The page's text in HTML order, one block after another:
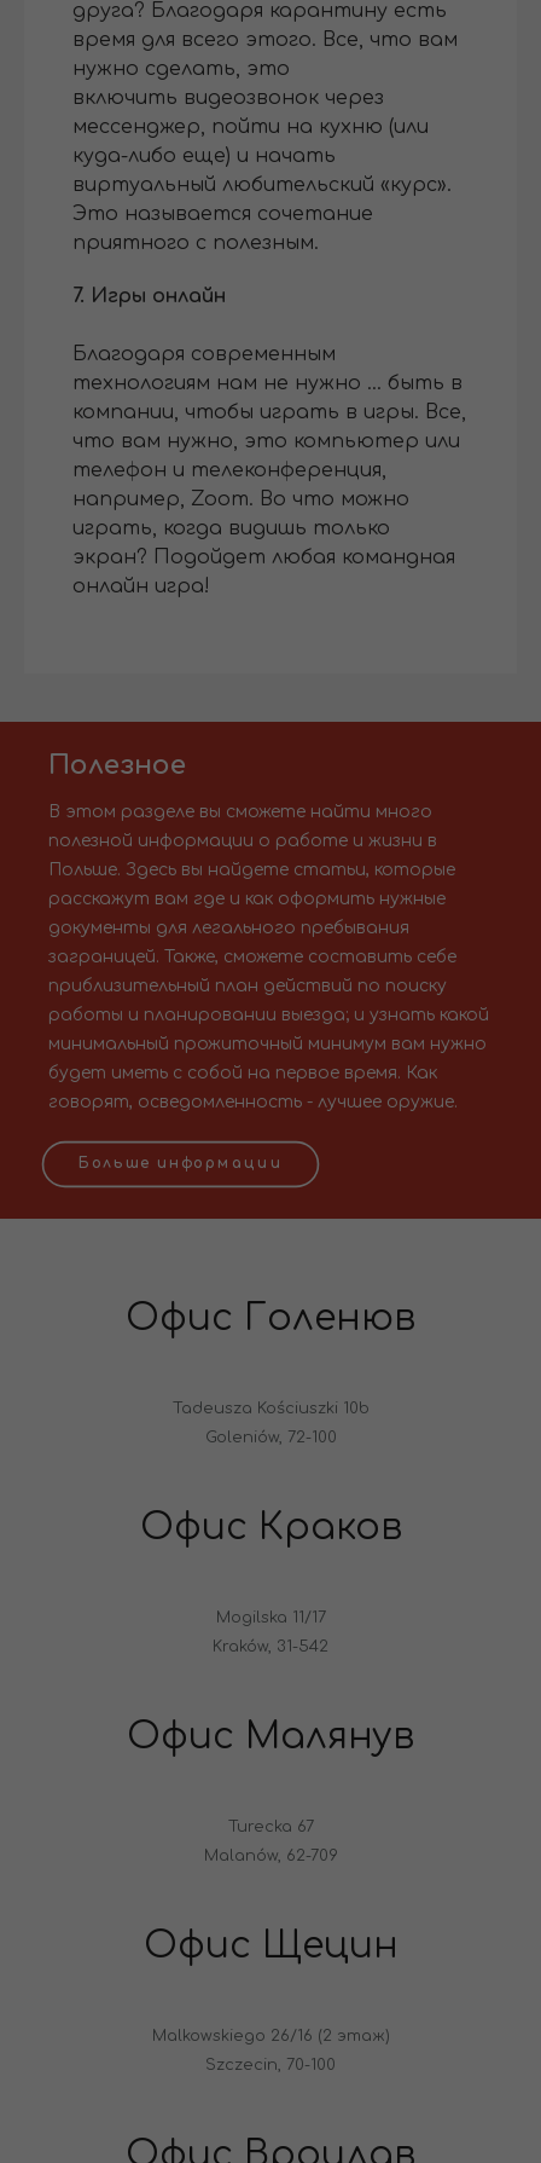
друга? Благодаря карантину есть
время для всего этого. Все, что вам
нужно сделать, это
включить видеозвонок через
мессенджер, пойти на кухню (или
куда-либо еще) и начать
виртуальный любительский «курс».
Это называется сочетание
приятного с полезным.
7. Игры онлайн
Благодаря современным
технологиям нам не нужно ... быть в
компании, чтобы играть в игры. Все,
что вам нужно, это компьютер или
телефон и телеконференция,
например, Zoom. Во что можно
играть, когда видишь только
экран? Подойдет любая командная
онлайн игра!
Полезное
В этом разделе вы сможете найти много
полезной информации о работе и жизни в
Польше. Здесь вы найдете статьи, которые
расскажут вам где и как оформить нужные
документы для легального пребывания
заграницей. Также, сможете составить себе
приблизительный план действий по поиску
работы и планировании выезда; и узнать какой
минимальный прожиточный минимум вам нужно
будет иметь с собой на первое время. Как
говорят, осведомленность - лучшее оружие.
Больше информации
Офис Голенюв
Tadeusza Kościuszki 10b
Goleniów, 72-100
Офис Краков
Mogilska 11/17
Kraków, 31-542
Офис Малянув
Turecka 67
Malanów, 62-709
Офис Щецин
Malkowskiego 26/16 (2 этаж)
Szczecin, 70-100
Офис Вроцлав